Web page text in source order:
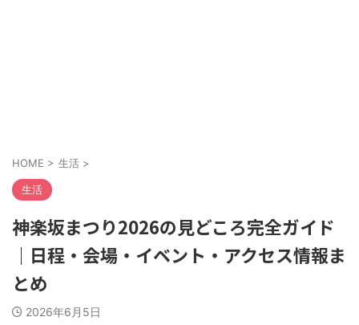
HOME > 生活 >
生活
神楽坂まつり2026の見どころ完全ガイド
｜日程・会場・イベント・アクセス情報ま
とめ
2026年6月5日